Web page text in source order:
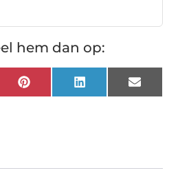
hem dan op:
Pinterest LinkedIn Email